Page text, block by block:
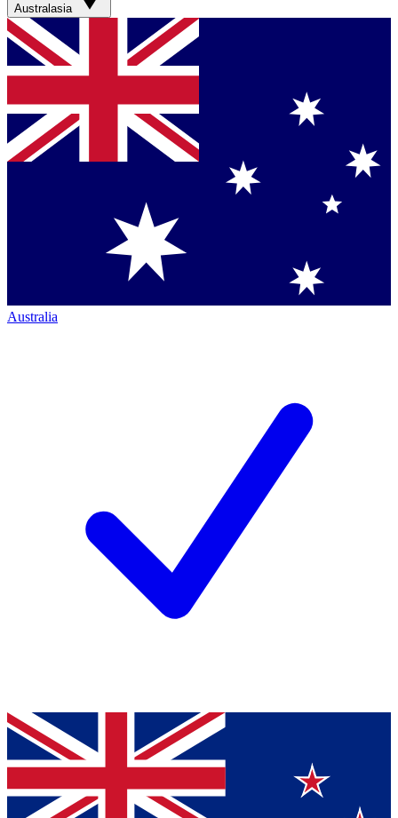
Australasia
Australia